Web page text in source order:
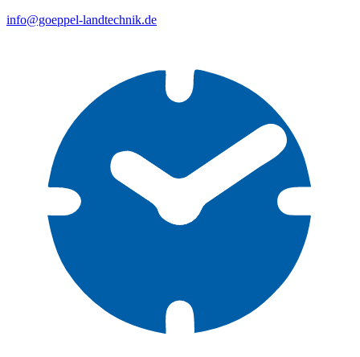
info@goeppel-landtechnik.de